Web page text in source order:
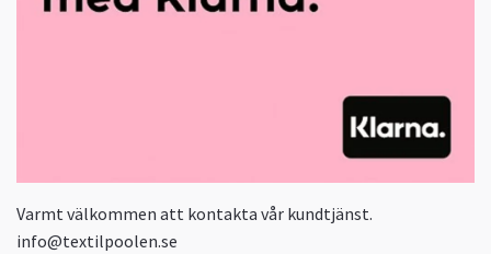
Varmt välkommen att kontakta vår kundtjänst.
info@textilpoolen.se